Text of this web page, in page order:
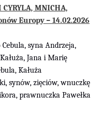
CYRYLA, MNICHA,
Europy – 14.02.2026
syna Andrzeja,
Jana i Marię
Kałuża
synów, zięciów, wnuczkę
prawnuczka Pawełka